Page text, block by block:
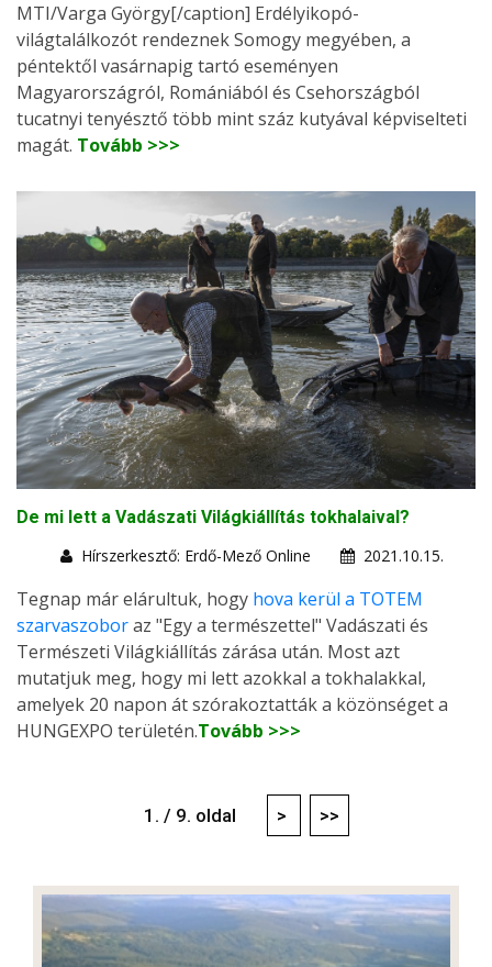
MTI/Varga György[/caption] Erdélyikopó-
világtalálkozót rendeznek Somogy megyében, a
péntektől vasárnapig tartó eseményen
Magyarországról, Romániából és Csehországból
tucatnyi tenyésztő több mint száz kutyával képviselteti
magát. Tovább >>>
De mi lett a Vadászati Világkiállítás tokhalaival?
Hírszerkesztő: Erdő-Mező Online
2021.10.15.
Tegnap már elárultuk, hogy hova kerül a TOTEM
szarvaszoboraz "Egy a természettel" Vadászati és
Természeti Világkiállítás zárása után. Most azt
mutatjuk meg, hogy mi lett azokkal a tokhalakkal,
amelyek 20 napon át szórakoztatták a közönséget a
HUNGEXPO területén.Tovább >>>
1. / 9. oldal > >>